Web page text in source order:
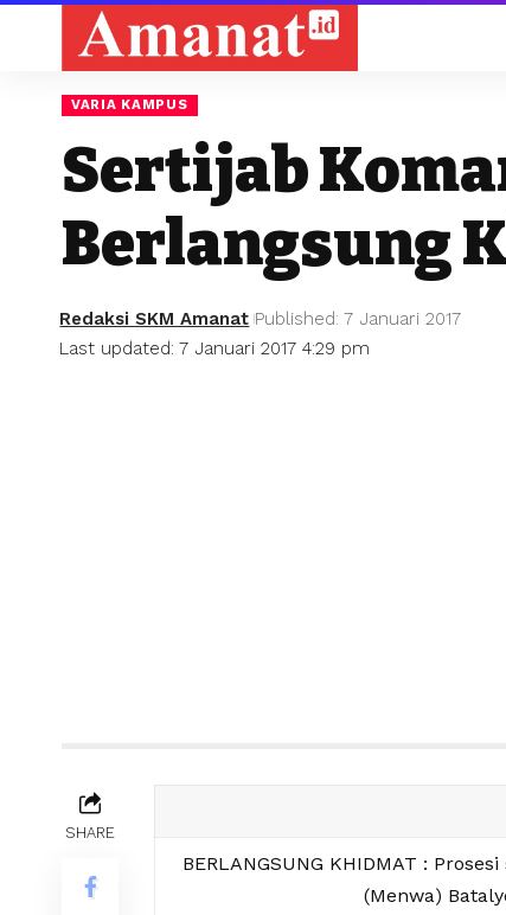
VARIA KAMPUS
Sertijab
Berlangsung
Last updated: 7 Januari 2017 4:29 pm
Redaksi SKM Amanat Published: 7 Januari 2017
SHARE
BERLANGSUNG KHIDMAT :
(Menwa)